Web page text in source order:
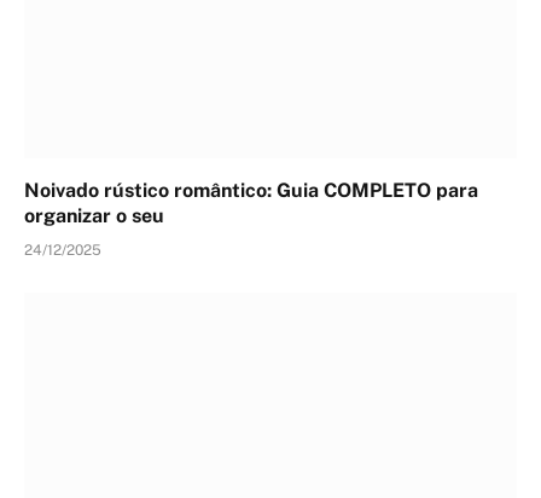
Noivado rústico romântico: Guia COMPLETO para
organizar o seu
24/12/2025